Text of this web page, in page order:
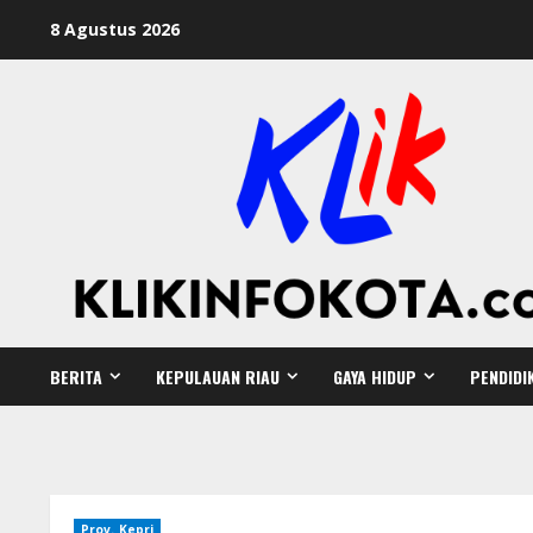
8 Agustus 2026
BERITA KEPULAUAN RIAU GAYA HIDUP
Prov. Kepri